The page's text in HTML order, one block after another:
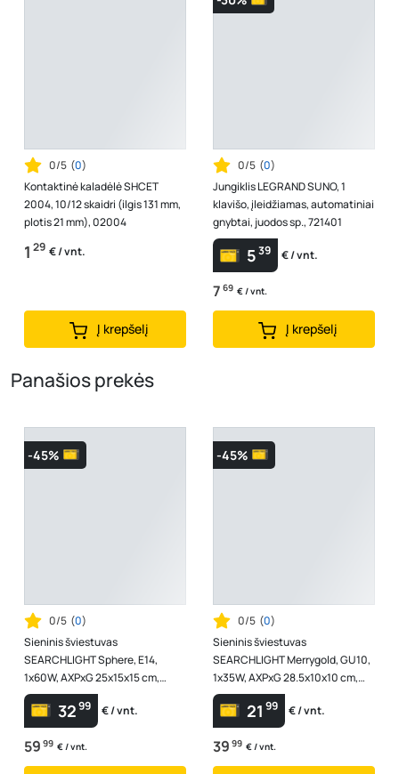
0/5 (0)
Kontaktinė kaladėlė SHCET
2004, 10/12 skaidri (ilgis 131 mm,
plotis 21 mm), 02004
1 29 € / vnt.
Į krepšelį
0/5 (0)
Jungiklis LEGRAND SUNO, 1
klavišo, įleidžiamas, automatiniai
gnybtai, juodos sp., 721401
539 € / vnt.
7 69 € / vnt.
Į krepšelį
Panašios prekės
-45%
0/5 (0)
Sieninis šviestuvas
SEARCHLIGHT Sphere, E14,
1x60W, AXPxG 25x15x15 cm,
antikinio žalvario sp., 7091AB
3299 € / vnt.
59 99 € / vnt.
-45%
0/5 (0)
Sieninis šviestuvas
SEARCHLIGHT Merrygold, GU10,
1x35W, AXPxG 28.5x10x10 cm,
aukso sp., 82122-1BK
21 99 € / vnt.
39 99 € / vnt.